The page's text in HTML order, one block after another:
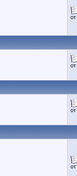
от
от
от
от